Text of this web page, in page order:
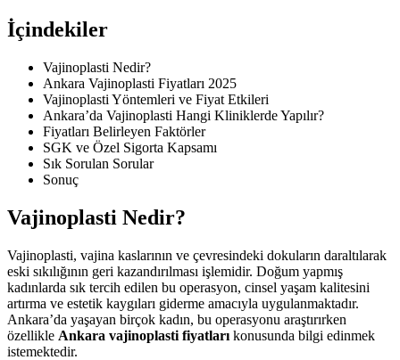
İçindekiler
Vajinoplasti Nedir?
Ankara Vajinoplasti Fiyatları 2025
Vajinoplasti Yöntemleri ve Fiyat Etkileri
Ankara’da Vajinoplasti Hangi Kliniklerde Yapılır?
Fiyatları Belirleyen Faktörler
SGK ve Özel Sigorta Kapsamı
Sık Sorulan Sorular
Sonuç
Vajinoplasti Nedir?
Vajinoplasti, vajina kaslarının ve çevresindeki dokuların daraltılarak
eski sıkılığının geri kazandırılması işlemidir. Doğum yapmış
kadınlarda sık tercih edilen bu operasyon, cinsel yaşam kalitesini
artırma ve estetik kaygıları giderme amacıyla uygulanmaktadır.
Ankara’da yaşayan birçok kadın, bu operasyonu araştırırken
özellikle Ankara vajinoplasti fiyatları konusunda bilgi edinmek
istemektedir.